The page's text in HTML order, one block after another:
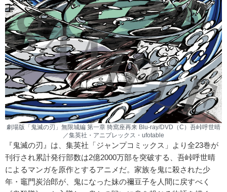
劇場版「鬼滅の刃」無限城編 第一章 猗窩座再来 Blu-ray/DVD（C）吾峠呼世晴
／集英社・アニプレックス・ufotable
『鬼滅の刃』は、集英社「ジャンプコミックス」より全23巻が
刊行され累計発行部数は2億2000万部を突破する、吾峠呼世晴
によるマンガを原作とするアニメだ。家族を鬼に殺された少
年・竈門炭治郎が、鬼になった妹の禰豆子を人間に戻すべく